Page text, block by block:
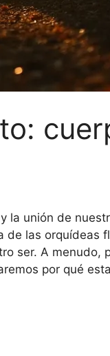
la unión de
de las orquídeas
ser. A menudo,
por qué